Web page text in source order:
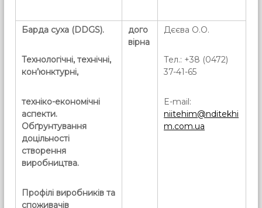
Барда суха (DDGS).
Технологічні, технічні,
кон’юнктурні,
техніко-економічні
аспекти.
Обґрунтування
доцільності
створення
виробництва.
Профілі виробників та
споживачів
дого
вірна
Дєєва О.О.
Тел.: +38 (0472)
37-41-65
E-mail:
niitehim@nditekhi
m.com.ua